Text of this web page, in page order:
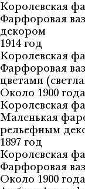
Королевская
Фарфоровая
декором
1914 год
Королевская
Фарфоровая
цветами
Около 1900 года
Королевская
Маленькая
рельефным
1897 год
Королевская
Фарфоровая
Около 1900 года